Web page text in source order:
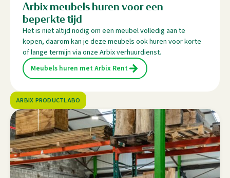
Arbix meubels huren voor een
beperkte tijd
Het is niet altijd nodig om een meubel volledig aan te
kopen, daarom kan je deze meubels ook huren voor korte
of lange termijn via onze Arbix verhuurdienst.
Meubels huren met Arbix Rent
ARBIX PRODUCTLABO